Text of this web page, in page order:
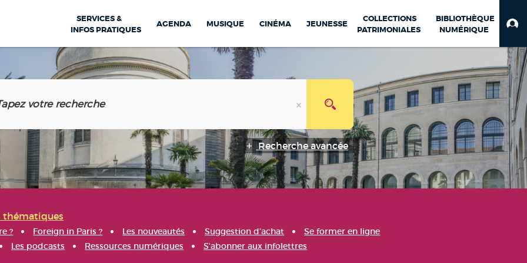
SERVICES &
INFOS PRATIQUES
AGENDA MUSIQUE CINÉMA JEUNESSE
COLLECTIONS
PATRIMONIALES
BIBLIOTHÈQUE
NUMÉRIQUE
Recherche avancée
thématiques
? Foreign in Paris ? Les nouveautés Suggestion d'achat
Se former en ligne
Les podcasts Ressources numériques S'abonner aux infolettres